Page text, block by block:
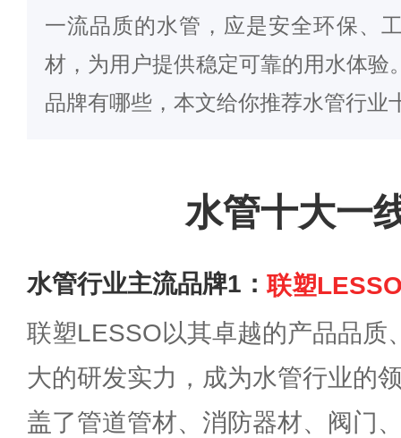
一流品质的水管，应是安全环保、
材，为用户提供稳定可靠的用水体验
品牌有哪些，本文给你推荐水管行业
水管十大一
水管行业主流品牌1：联塑
联塑LESSO以其卓越的产品品质
大的研发实力，成为水管行业的
盖了管道管材、消防器材、阀门